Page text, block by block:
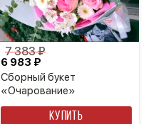
Сборный букет
«Очарование»
6 983 ₽
7 383 ₽
КУПИТЬ